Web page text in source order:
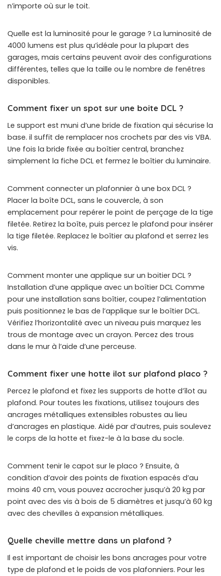
n’importe où sur le toit.
Quelle est la luminosité pour le garage ? La luminosité de
4000 lumens est plus qu’idéale pour la plupart des
garages, mais certains peuvent avoir des configurations
différentes, telles que la taille ou le nombre de fenêtres
disponibles.
Comment fixer un spot sur une boite DCL ?
Le support est muni d’une bride de fixation qui sécurise la
base. il suffit de remplacer nos crochets par des vis VBA.
Une fois la bride fixée au boîtier central, branchez
simplement la fiche DCL et fermez le boîtier du luminaire.
Comment connecter un plafonnier à une box DCL ?
Placer la boîte DCL, sans le couvercle, à son
emplacement pour repérer le point de perçage de la tige
filetée. Retirez la boîte, puis percez le plafond pour insérer
la tige filetée. Replacez le boîtier au plafond et serrez les
vis.
Comment monter une applique sur un boitier DCL ?
Installation d’une applique avec un boîtier DCL Comme
pour une installation sans boîtier, coupez l’alimentation
puis positionnez le bas de l’applique sur le boîtier DCL.
Vérifiez l’horizontalité avec un niveau puis marquez les
trous de montage avec un crayon. Percez des trous
dans le mur à l’aide d’une perceuse.
Comment fixer une hotte ilot sur plafond placo ?
Percez le plafond et fixez les supports de hotte d’îlot au
plafond. Pour toutes les fixations, utilisez toujours des
ancrages métalliques extensibles robustes au lieu
d’ancrages en plastique. Aidé par d’autres, puis soulevez
le corps de la hotte et fixez-le à la base du socle.
Comment tenir le capot sur le placo ? Ensuite, à
condition d’avoir des points de fixation espacés d’au
moins 40 cm, vous pouvez accrocher jusqu’à 20 kg par
point avec des vis à bois de 5 diamètres et jusqu’à 60 kg
avec des chevilles à expansion métalliques.
Quelle cheville mettre dans un plafond ?
Il est important de choisir les bons ancrages pour votre
type de plafond et le poids de vos plafonniers. Pour les